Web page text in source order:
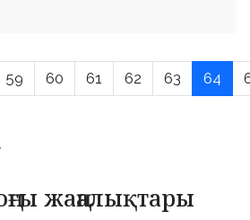
59 60 61 62 63 64
жаңалықтары